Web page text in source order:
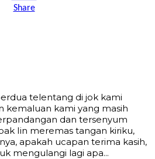
Share
telentang di jok kami
kemaluan kami yang masih
dan tersenyum
Iin meremas tangan kiriku,
apakah ucapan terima kasih,
mengulangi lagi apa...